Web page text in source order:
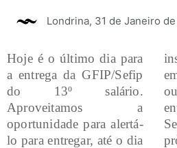
Londrina, 31 de Janeiro
Hoje é o último dia para
a entrega da GFIP/Sefip
do 13º salário.
Aproveitamos a
oportunidade para alertá-
lo para entregar, até o dia
inscritas no CEI (exceto
empregador doméstico)
ou no CNO. Uma vez
entregue a GFIP/Sefip
Sem Movimento, a
próxima entrega deverá